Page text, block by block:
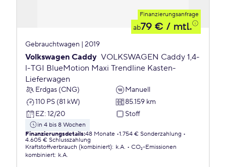
Finanzierungsanfrage
ab79 € / mtl.
Gebrauchtwagen | 2019
Volkswagen Caddy VOLKSWAGEN Caddy 1,4-
l-TGI BlueMotion Maxi Trendline Kasten-
Lieferwagen
Erdgas (CNG)
Manuell
110 PS (81 kW)
85.159 km
EZ: 12/20 Stoff
in 4 bis 8 Wochen
Finanzierungsdetails:48 Monate 1.754 € Sonderzahlung
4.605 € Schlusszahlung
Kraftstoffverbrauch (kombiniert): k.A.
CO₂-Emissionen
kombiniert: k.A.